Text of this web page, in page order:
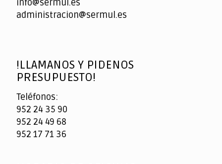
info@sermul.es
administracion@sermul.es
!LLAMANOS Y PIDENOS
PRESUPUESTO!
Teléfonos:
952 24 35 90
952 24 49 68
952 17 71 36